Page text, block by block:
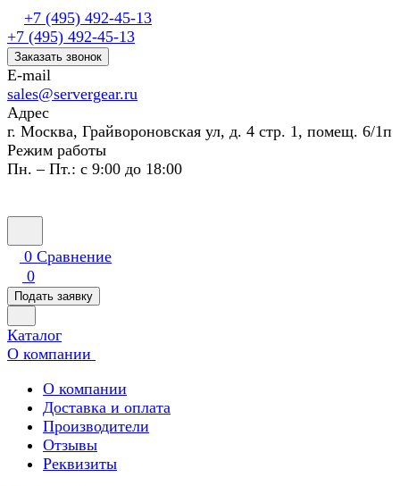
+7 (495) 492-45-13
+7 (495) 492-45-13
Заказать звонок
E-mail
sales@servergear.ru
Адрес
г. Москва, Грайвороновская ул, д. 4 стр. 1, помещ. 6/1п
Режим работы
Пн. – Пт.: с 9:00 до 18:00
0 Сравнение
0
Подать заявку
Каталог
О компании
О компании
Доставка и оплата
Производители
Отзывы
Реквизиты